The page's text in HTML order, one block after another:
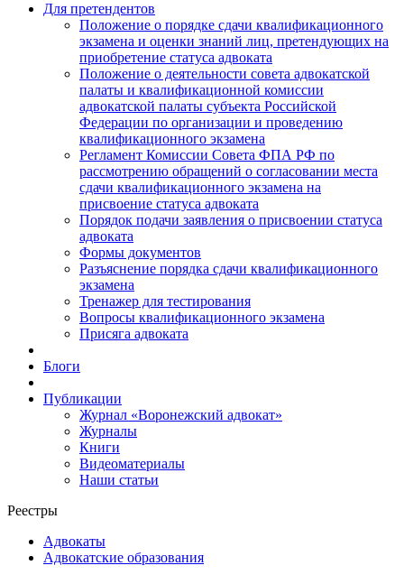
Для претендентов
Положение о порядке сдачи квалификационного
экзамена и оценки знаний лиц, претендующих на
приобретение статуса адвоката
Положение о деятельности совета адвокатской
палаты и квалификационной комиссии
адвокатской палаты субъекта Российской
Федерации по организации и проведению
квалификационного экзамена
Регламент Комиссии Совета ФПА РФ по
рассмотрению обращений о согласовании места
сдачи квалификационного экзамена на
присвоение статуса адвоката
Порядок подачи заявления о присвоении статуса
адвоката
Формы документов
Разъяснение порядка сдачи квалификационного
экзамена
Тренажер для тестирования
Вопросы квалификационного экзамена
Присяга адвоката
Блоги
Публикации
Журнал «Воронежский адвокат»
Журналы
Книги
Видеоматериалы
Наши статьи
Реестры
Адвокаты
Адвокатские образования